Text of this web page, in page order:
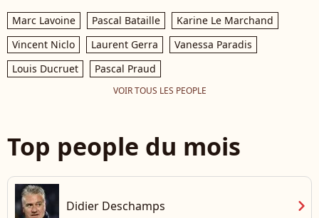
Marc Lavoine Pascal Bataille
Karine Le Marchand
Vincent Niclo
Laurent Gerra
Vanessa Paradis
Louis Ducruet
Pascal Praud
VOIR TOUS LES PEOPLE
Top people du mois
Didier Deschamps chevron_right